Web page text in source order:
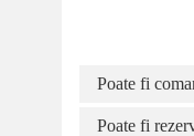
Poate fi
Poate fi